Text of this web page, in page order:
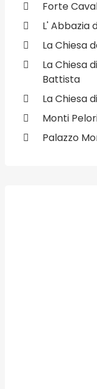
Forte
L' Abbazia
La Chiesa
La Chiesa
Battista
La Chiesa
Monti
Palazzo